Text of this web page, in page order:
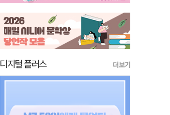
디지털 플러스 더보기